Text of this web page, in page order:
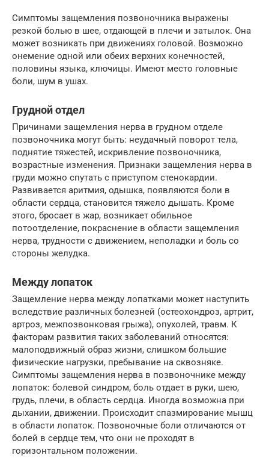
Симптомы защемления позвоночника выражены
резкой болью в шее, отдающей в плечи и затылок. Она
может возникать при движениях головой. Возможно
онемение одной или обеих верхних конечностей,
половины языка, ключицы. Имеют место головные
боли, шум в ушах.
Грудной отдел
Причинами защемления нерва в грудном отделе
позвоночника могут быть: неудачный поворот тела,
поднятие тяжестей, искривление позвоночника,
возрастные изменения. Признаки защемления нерва в
груди можно спутать с приступом стенокардии.
Развивается аритмия, одышка, появляются боли в
области сердца, становится тяжело дышать. Кроме
этого, бросает в жар, возникает обильное
потоотделение, покраснение в области защемления
нерва, трудности с движением, неполадки и боль со
стороны желудка.
Между лопаток
Защемление нерва между лопатками может наступить
вследствие различных болезней (остеохондроз, артрит,
артроз, межпозвонковая грыжа), опухолей, травм. К
факторам развития таких заболеваний относятся:
малоподвижный образ жизни, слишком большие
физические нагрузки, пребывание на сквозняке.
Симптомы защемления нерва в позвоночнике между
лопаток: болевой синдром, боль отдает в руки, шею,
грудь, плечи, в область сердца. Иногда возможна при
дыхании, движении. Происходит спазмирование мышц
в области лопаток. Позвоночные боли отличаются от
болей в сердце тем, что они не проходят в
горизонтальном положении.